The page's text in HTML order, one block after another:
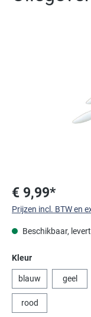
€ 9,99*
Prijzen incl. BTW en
Beschikbaar,
Selecteer
Kleur
blauw geel
rood